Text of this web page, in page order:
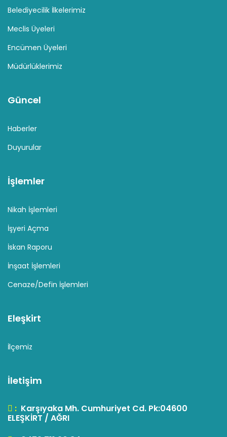
Belediyecilik İlkelerimiz
Meclis Üyeleri
Encümen Üyeleri
Müdürlüklerimiz
Güncel
Haberler
Duyurular
İşlemler
Nikah İşlemleri
İşyeri Açma
İskan Raporu
İnşaat İşlemleri
Cenaze/Defin İşlemleri
Eleşkirt
İlçemiz
İletişim
: Karşıyaka Mh. Cumhuriyet Cd. Pk:04600
ELEŞKİRT / AĞRI